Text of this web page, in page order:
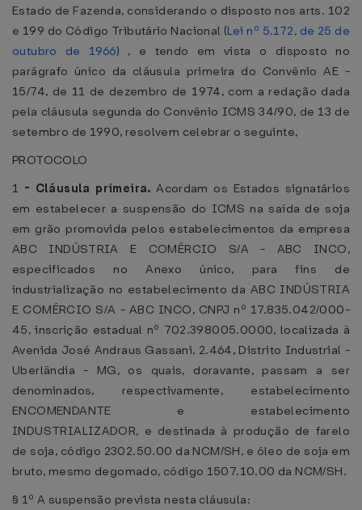
Estado de Fazenda, considerando o disposto nos arts. 102
e 199 do Código Tributário Nacional (Lei nº 5.172, de 25 de
outubro de 1966) , e tendo em vista o disposto no
parágrafo único da cláusula primeira do Convênio AE -
15/74, de 11 de dezembro de 1974, com a redação dada
pela cláusula segunda do Convênio ICMS 34/90, de 13 de
setembro de 1990, resolvem celebrar o seguinte,
PROTOCOLO
1 - Cláusula primeira.Acordam os Estados signatários
em estabelecer a suspensão do ICMS na saída de soja
em grão promovida pelos estabelecimentos da empresa
ABC INDÚSTRIA E COMÉRCIO S/A - ABC INCO,
especificados no Anexo único, para fins de
industrialização no estabelecimento da ABC INDÚSTRIA
E COMÉRCIO S/A - ABC INCO, CNPJ nº 17.835.042/000-
45, inscrição estadual nº 702.398005.0000, localizada à
Avenida José Andraus Gassani, 2.464, Distrito Industrial -
Uberlândia - MG, os quais, doravante, passam a ser
denominados, respectivamente, estabelecimento
ENCOMENDANTE e estabelecimento
INDUSTRIALIZADOR, e destinada à produção de farelo
de soja, código 2302.50.00 da NCM/SH, e óleo de soja em
bruto, mesmo degomado, código 1507.10.00 da NCM/SH.
§ 1º A suspensão prevista nesta cláusula: